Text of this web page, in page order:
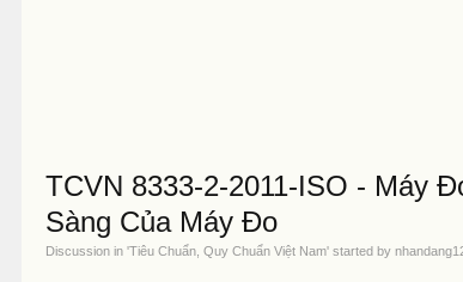
TCVN 8333-2-2011-ISO - Máy
Sàng Của Máy Đo
Discussion in 'Tiêu Chuẩn, Quy Chuẩn Việt Nam' started by